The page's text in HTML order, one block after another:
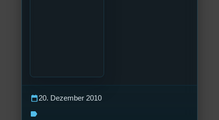
calendar_today20. Dezember 2010
label